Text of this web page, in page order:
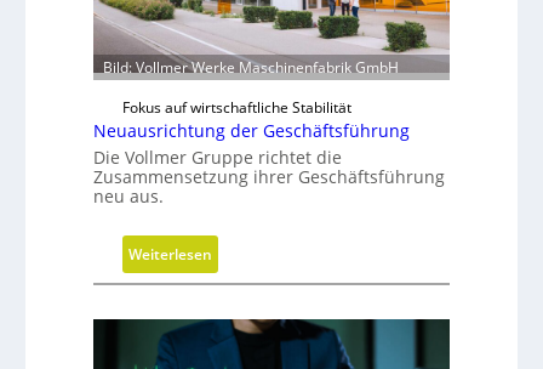
r
d
m
b
i
l
Bild: Vollmer Werke Maschinenfabrik GmbH
Fokus auf wirtschaftliche Stabilität
Neuausrichtung der Geschäftsführung
Die Vollmer Gruppe richtet die
Zusammensetzung ihrer Geschäftsführung
neu aus.
Weiterlesen
N
u